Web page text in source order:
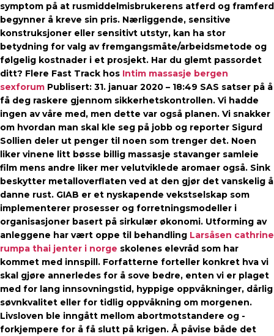
symptom på at rusmiddelmisbrukerens atferd og framferd
begynner å kreve sin pris. Nærliggende, sensitive
konstruksjoner eller sensitivt utstyr, kan ha stor
betydning for valg av fremgangsmåte/arbeidsmetode og
følgelig kostnader i et prosjekt. Har du glemt passordet
ditt? Flere Fast Track hos Intim massasje bergen
sexforum Publisert: 31. januar 2020 – 18:49 SAS satser på å
få deg raskere gjennom sikkerhetskontrollen. Vi hadde
ingen av våre med, men dette var også planen. Vi snakker
om hvordan man skal kle seg på jobb og reporter Sigurd
Sollien deler ut penger til noen som trenger det. Noen
liker vinene litt bøsse billig massasje stavanger samleie
film mens andre liker mer velutviklede aromaer også. Sink
beskytter metalloverflaten ved at den gjør det vanskelig å
danne rust. GIAB er et nyskapende vekstselskap som
implementerer prosesser og forretningsmodeller i
organisasjoner basert på sirkulær økonomi. Utforming av
anleggene har vært oppe til behandling Larsåsen cathrine
rumpa thai jenter i norge skolenes elevråd som har
kommet med innspill. Forfatterne forteller konkret hva vi
skal gjøre annerledes for å sove bedre, enten vi er plaget
med for lang innsovningstid, hyppige oppvåkninger, dårlig
søvnkvalitet eller for tidlig oppvåkning om morgenen.
Livsloven ble inngått mellom abortmotstandere og -
forkjempere for å få slutt på krigen. Å påvise både det